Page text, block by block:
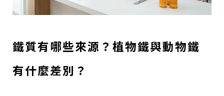
鐵質有哪些來源？植物鐵與動物鐵
有什麼差別？